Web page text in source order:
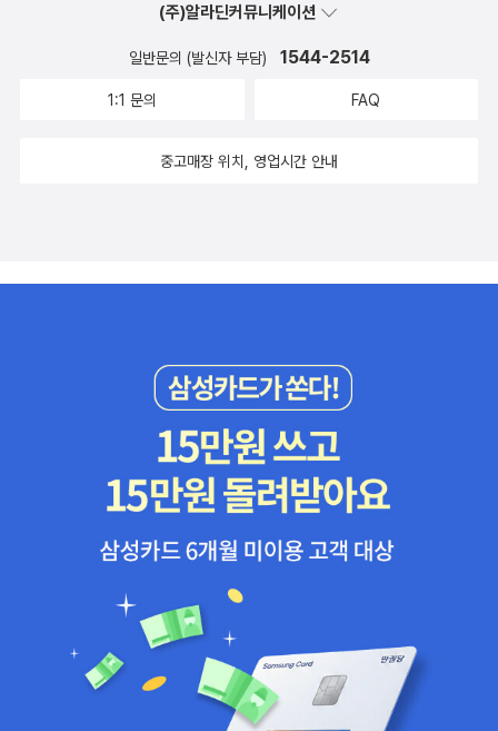
(주)알라딘커뮤니케이션
일반문의 (발신자 부담) 1544-2514
1:1 문의 FAQ
중고매장 위치, 영업시간 안내